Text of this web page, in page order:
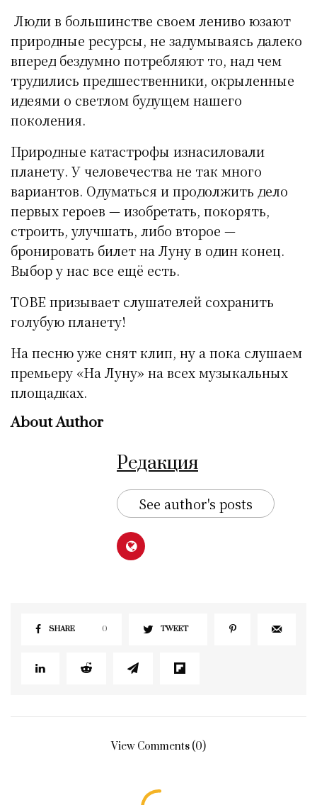
Люди в большинстве своем лениво юзают
природные ресурсы, не задумываясь далеко
вперед бездумно потребляют то, над чем
трудились предшественники, окрыленные
идеями о светлом будущем нашего
поколения.
Природные катастрофы изнасиловали
планету. У человечества не так много
вариантов. Одуматься и продолжить дело
первых героев — изобретать, покорять,
строить, улучшать, либо второе —
бронировать билет на Луну в один конец.
Выбор у нас все ещё есть.
TOBE призывает слушателей сохранить
голубую планету!
На песню уже снят клип, ну а пока слушаем
премьеру «На Луну» на всех музыкальных
площадках.
About Author
Редакция
See author's posts
SHARE 0 TWEET
View Comments (0)